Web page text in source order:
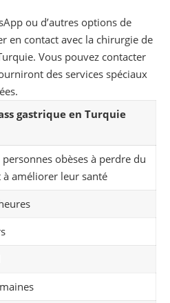
ou d’autres options de
en contact avec la chirurgie de
Vous pouvez contacter
des services spéciaux
gastrique en Turquie
obèses à perdre du
à améliorer leur santé